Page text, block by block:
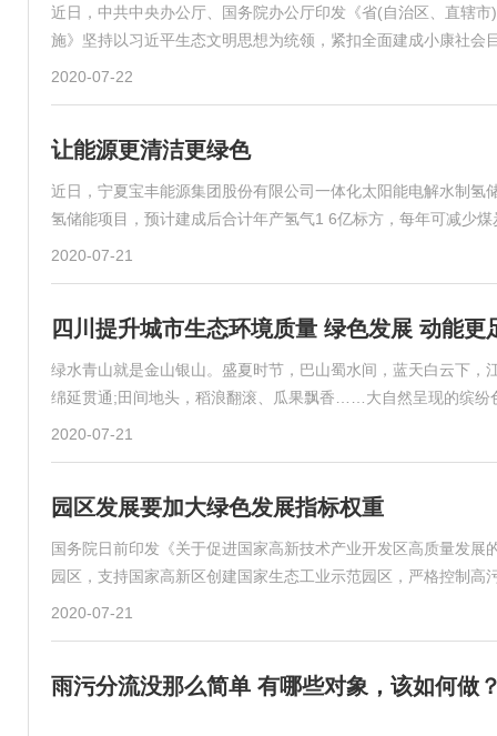
近日，中共中央办公厅、国务院办公厅印发《省(自治区、直辖
施》坚持以习近平生态文明思想为统领，紧扣全面建成小康社会
2020-07-22
让能源更清洁更绿色
近日，宁夏宝丰能源集团股份有限公司一体化太阳能电解水制
氢储能项目，预计建成后合计年产氢气1 6亿标方，每年可减少
2020-07-21
四川提升城市生态环境质量 绿色发展 动能更
绿水青山就是金山银山。盛夏时节，巴山蜀水间，蓝天白云下
绵延贯通;田间地头，稻浪翻滚、瓜果飘香……大自然呈现的缤纷
2020-07-21
园区发展要加大绿色发展指标权重
国务院日前印发《关于促进国家高新技术产业开发区高质量发
园区，支持国家高新区创建国家生态工业示范园区，严格控制高
2020-07-21
雨污分流没那么简单 有哪些对象，该如何做